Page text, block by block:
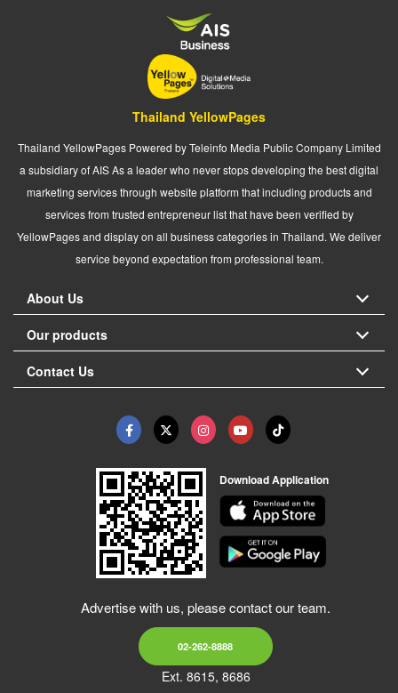
Thailand YellowPages
Thailand YellowPages Powered by Teleinfo Media Public Company Limited
a subsidiary of AIS As a leader who never stops developing the best digital
marketing services through website platform that including products and
services from trusted entrepreneur list that have been verified by
YellowPages and display on all business categories in Thailand. We deliver
service beyond expectation from professional team.
About Us
Our products
Contact Us
Download Application
Advertise with us, please contact our team.
02-262-8888
Ext. 8615, 8686